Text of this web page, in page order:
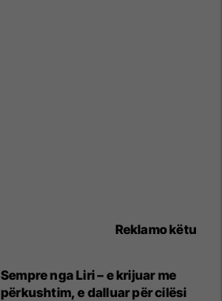
Reklamo këtu
Sempre nga Liri – e krijuar me
përkushtim, e dalluar për cilësi